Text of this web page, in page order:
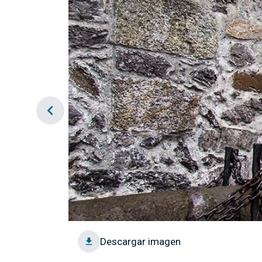
Descargar imagen
chevron_left